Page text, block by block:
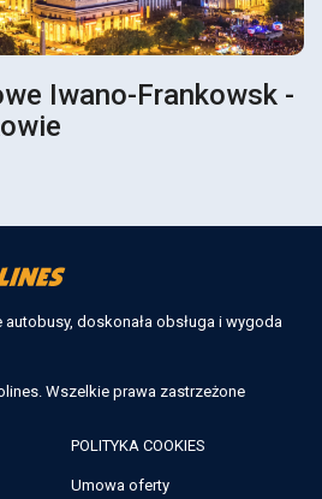
Iwano-Frankowsk -
doskonała obsługa i wygoda
Wszelkie prawa zastrzeżone
POLITYKA COOKIES
Umowa oferty